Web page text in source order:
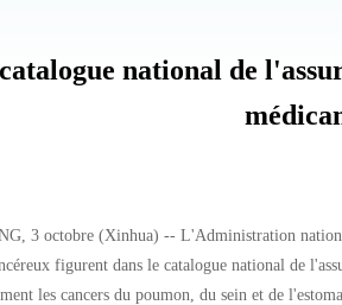
national de
3 octobre (Xinhua) -- L'Administration
figurent dans le catalogue national de
les cancers du poumon, du sein et de